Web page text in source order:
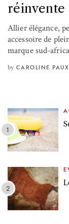
Allier élégance,
accessoire de
marque sud-
by CAROLINE PAUX